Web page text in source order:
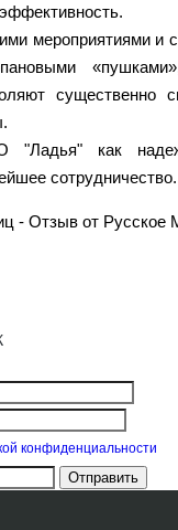
мероприятиями и
существенно
"Ладья" как
сотрудничество.
конфиденциальности
Отправить